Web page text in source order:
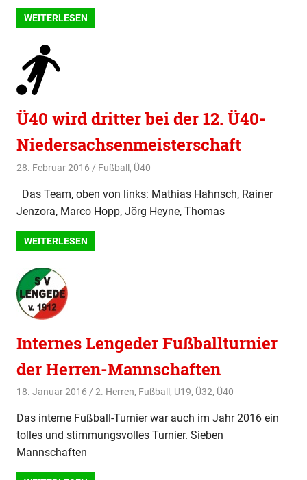
WEITERLESEN
Ü40 wird dritter bei der 12. Ü40-
Niedersachsenmeisterschaft
28. Februar 2016 svladmin
Fußball, Ü40
Das Team, oben von links: Mathias Hahnsch, Rainer
Jenzora, Marco Hopp, Jörg Heyne, Thomas
WEITERLESEN
Internes Lengeder Fußballturnier
der Herren-Mannschaften
18. Januar 2016 svladmin
2. Herren, Fußball , U19, Ü32, Ü40
Das interne Fußball-Turnier war auch im Jahr 2016 ein
tolles und stimmungsvolles Turnier. Sieben
Mannschaften